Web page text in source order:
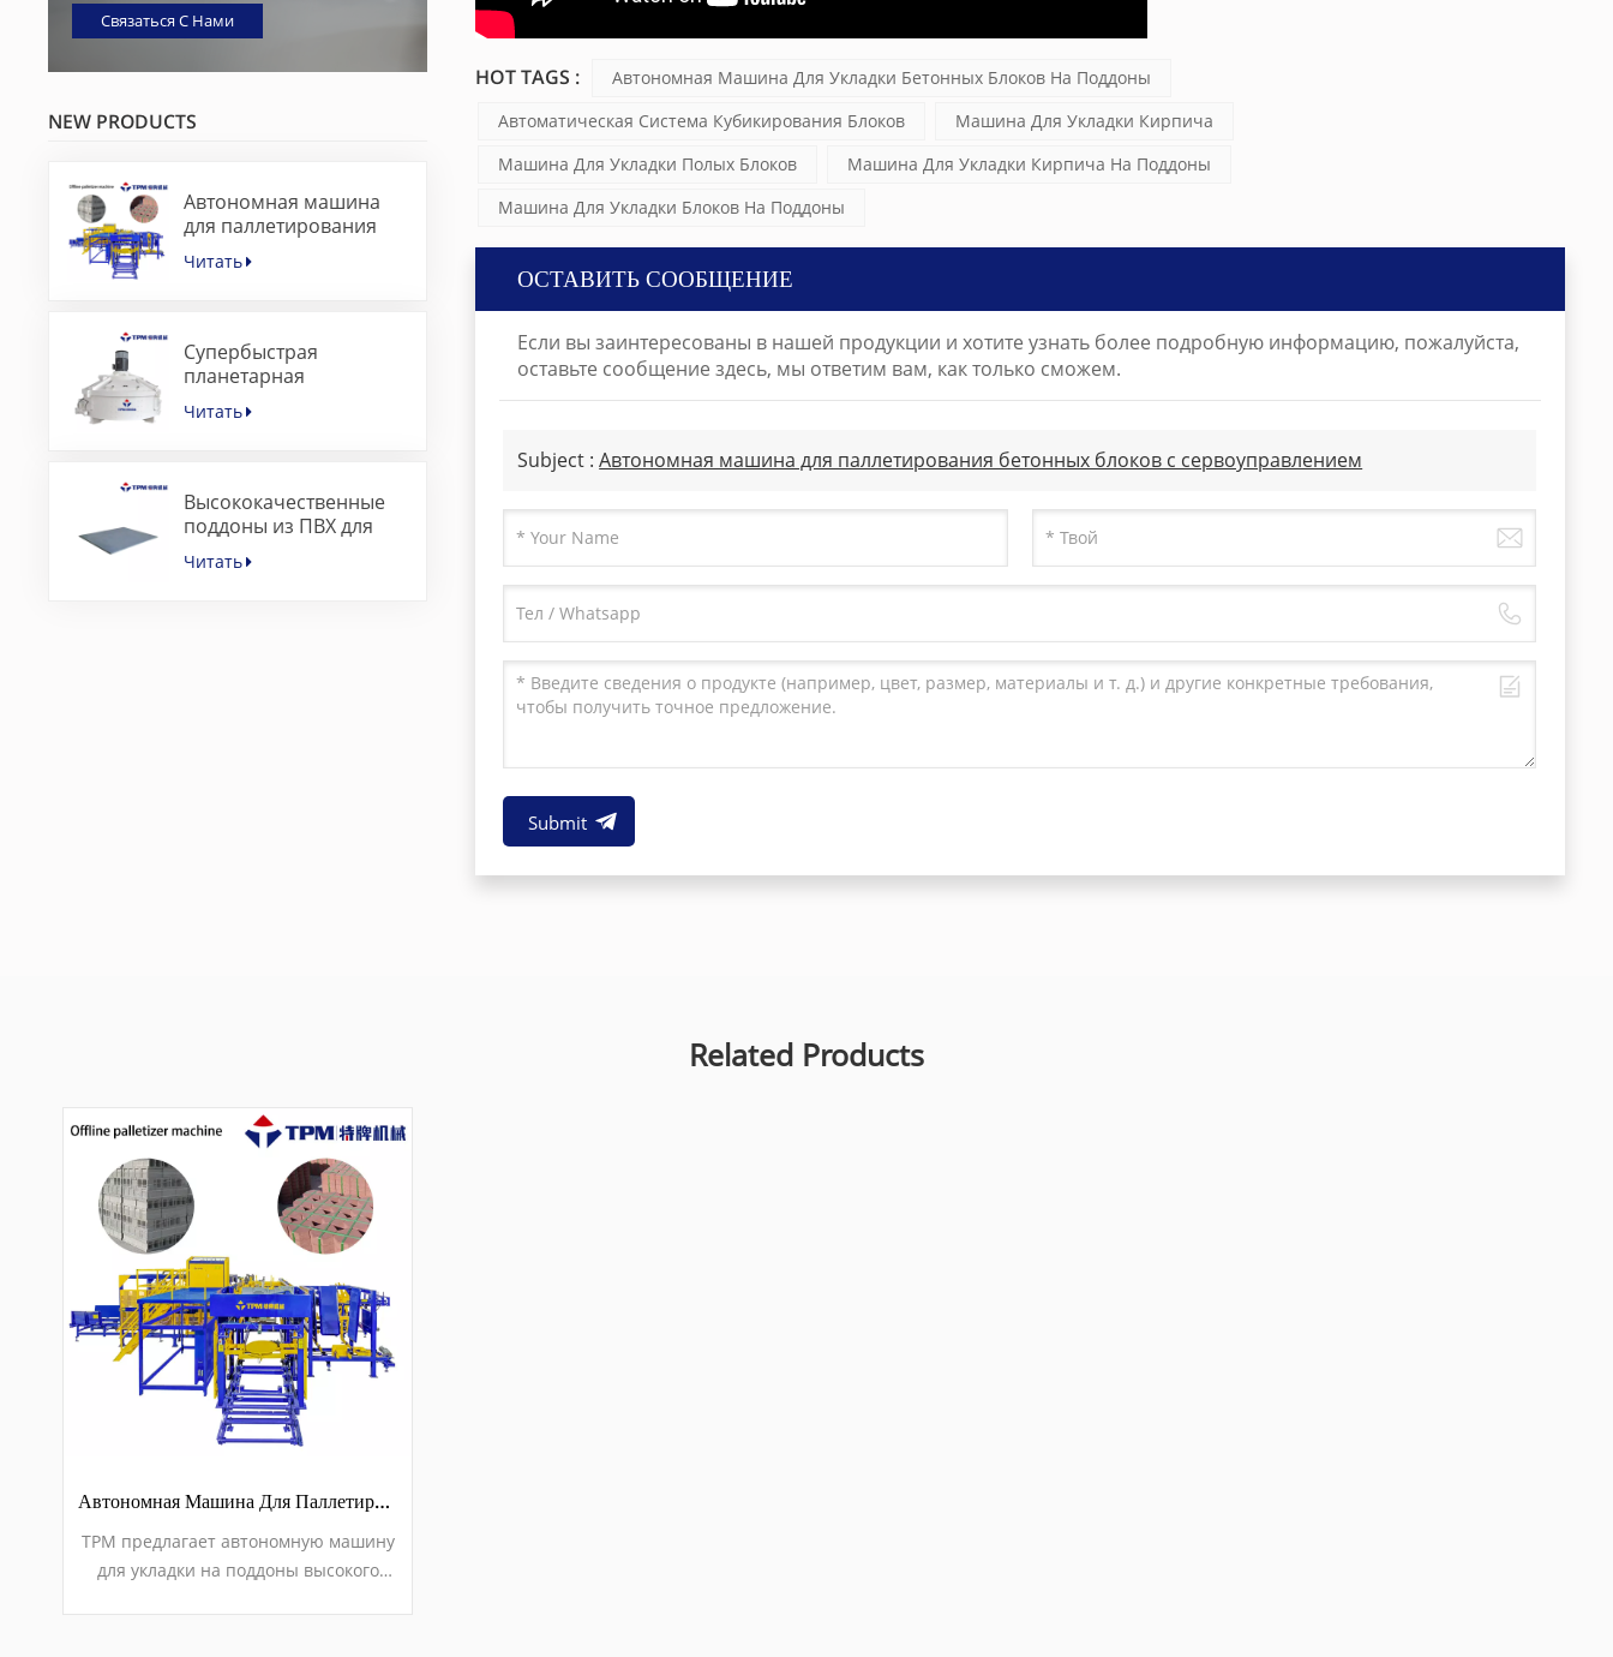
Связаться С Нами
NEW PRODUCTS
Автономная машина
для паллетирования
бетонных блоков с
сервоуправлением
Читать
Супербыстрая
планетарная
бетоносмесительная
машина для машины
Читать
Высококачественные
поддоны из ПВХ для
тротуарной плитки для
машины для
Читать
HOT TAGS :
Автономная Машина Для Укладки Бетонных Блоков На Поддоны
Автоматическая Система Кубикирования Блоков
Машина Для Укладки Кирпича
Машина Для Укладки Полых Блоков
Машина Для Укладки Кирпича На Поддоны
Машина Для Укладки Блоков На Поддоны
ОСТАВИТЬ СООБЩЕНИЕ
Если вы заинтересованы в нашей продукции и хотите узнать более подробную информацию, пожалуйста,
оставьте сообщение здесь, мы ответим вам, как только сможем.
Subject :Автономная машина для паллетирования бетонных блоков с сервоуправлением
Submit
Related Products
Автономная Машина Для Паллетирования Бетонных Блоков С Сервоуправлением
TPM предлагает автономную машину
для укладки на поддоны высокого